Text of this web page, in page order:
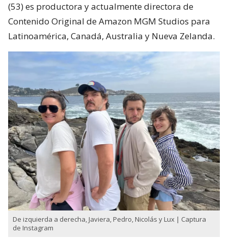
(53) es productora y actualmente directora de
Contenido Original de Amazon MGM Studios para
Latinoamérica, Canadá, Australia y Nueva Zelanda.
De izquierda a derecha, Javiera, Pedro, Nicolás y Lux | Captura
de Instagram